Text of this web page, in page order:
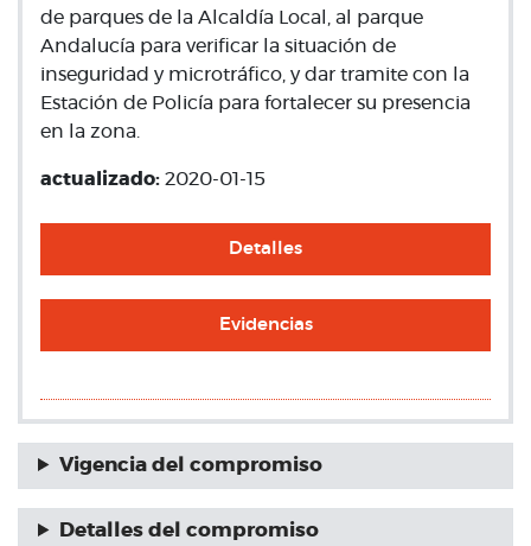
de parques de la Alcaldía Local, al parque
Andalucía para verificar la situación de
inseguridad y microtráfico, y dar tramite con la
Estación de Policía para fortalecer su presencia
en la zona.
actualizado: 2020-01-15
Detalles
Evidencias
Vigencia del compromiso
Detalles del compromiso